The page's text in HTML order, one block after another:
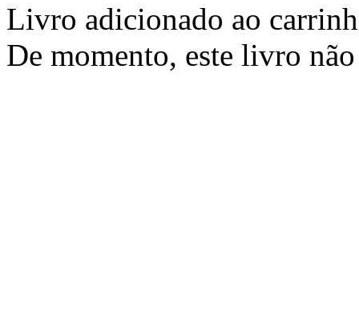
Livro adicionado ao
De momento, este livro